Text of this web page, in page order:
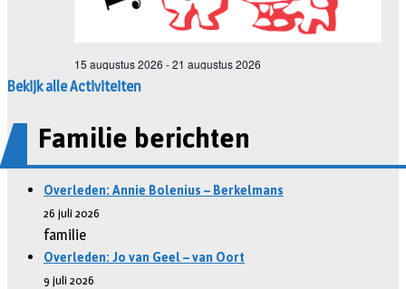
Bekijk alle Activiteiten
Familie berichten
Overleden: Annie Bolenius – Berkelmans
26 juli 2026
familie
Overleden: Jo van Geel – van Oort
9 juli 2026